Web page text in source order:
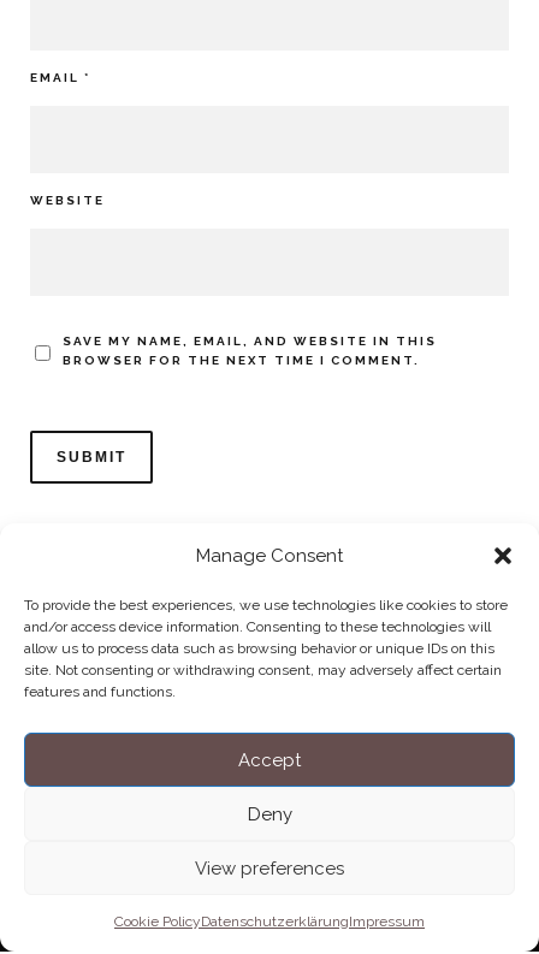
Manage Consent
To provide the best experiences, we use technologies like cookies to store
and/or access device information. Consenting to these technologies will
allow us to process data such as browsing behavior or unique IDs on this
site. Not consenting or withdrawing consent, may adversely affect certain
features and functions.
Accept
Deny
View preferences
Cookie PolicyDatenschutzerklärungImpressum
EMAIL *
WEBSITE
SAVE MY NAME, EMAIL, AND WEBSITE IN THIS
BROWSER FOR THE NEXT TIME I COMMENT.
Home
Datenschutzerklärung
Impressum
Cookie Policy (EU)